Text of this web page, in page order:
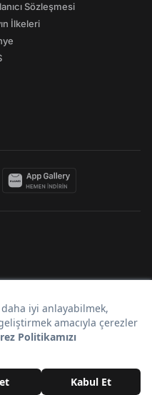
Sözleşmesi
İlkeleri